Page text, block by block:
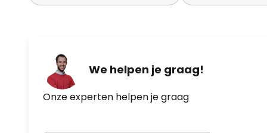
We helpen je graag!
Onze experten helpen je graag